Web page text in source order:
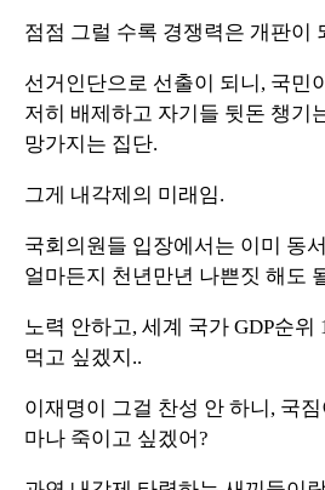
점점 그럴 수록 경쟁력은 개판이
선거인단으로 선출이 되니, 국민
저히 배제하고 자기들 뒷돈 챙기
망가지는 집단.
그게 내각제의 미래임.
국회의원들 입장에서는 이미 동
얼마든지 천년만년 나쁜짓 해도
노력 안하고, 세계 국가 GDP순위
먹고 싶겠지..
이재명이 그걸 찬성 안 하니, 국
마나 죽이고 싶겠어?